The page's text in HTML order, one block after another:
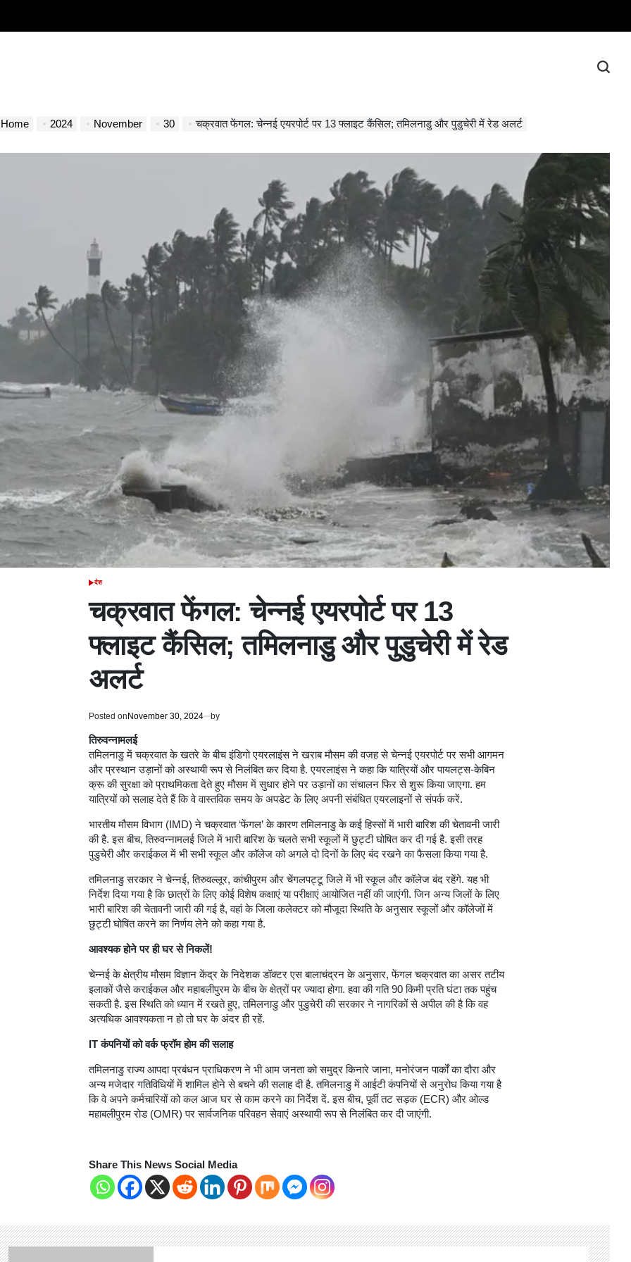
Home 2024 November 30 चक्रवात फेंगल: चेन्नई एयरपोर्ट पर 13 फ्लाइट कैंसिल; तमिलनाडु और पुडुचेरी में रेड अलर्ट
POSTED
देश
चक्रवात फेंगल: चेन्नई एयरपोर्ट पर 13
फ्लाइट कैंसिल; तमिलनाडु और पुडुचेरी में रेड
अलर्ट
Posted on November 30, 2024 by
तिरुवन्नामलई
तमिलनाडु में चक्रवात के खतरे के बीच इंडिगो एयरलाइंस ने खराब मौसम की वजह से चेन्नई एयरपोर्ट पर सभी आगमन
और प्रस्थान उड़ानों को अस्थायी रूप से निलंबित कर दिया है. एयरलाइंस ने कहा कि यात्रियों और पायलट्स-केबिन
क्रू की सुरक्षा को प्राथमिकता देते हुए मौसम में सुधार होने पर उड़ानों का संचालन फिर से शुरू किया जाएगा. हम
यात्रियों को सलाह देते हैं कि वे वास्तविक समय के अपडेट के लिए अपनी संबंधित एयरलाइनों से संपर्क करें.
भारतीय मौसम विभाग (IMD) ने चक्रवात ‘फेंगल’ के कारण तमिलनाडु के कई हिस्सों में भारी बारिश की चेतावनी जारी
की है. इस बीच, तिरुवन्नामलई जिले में भारी बारिश के चलते सभी स्कूलों में छुट्टी घोषित कर दी गई है. इसी तरह
पुडुचेरी और कराईकल में भी सभी स्कूल और कॉलेज को अगले दो दिनों के लिए बंद रखने का फैसला किया गया है.
तमिलनाडु सरकार ने चेन्नई, तिरुवल्लूर, कांचीपुरम और चेंगलपट्टू जिले में भी स्कूल और कॉलेज बंद रहेंगे. यह भी
निर्देश दिया गया है कि छात्रों के लिए कोई विशेष कक्षाएं या परीक्षाएं आयोजित नहीं की जाएंगी. जिन अन्य जिलों के लिए
भारी बारिश की चेतावनी जारी की गई है, वहां के जिला कलेक्टर को मौजूदा स्थिति के अनुसार स्कूलों और कॉलेजों में
छुट्टी घोषित करने का निर्णय लेने को कहा गया है.
आवश्यक होने पर ही घर से निकलें!
चेन्नई के क्षेत्रीय मौसम विज्ञान केंद्र के निदेशक डॉक्टर एस बालाचंद्रन के अनुसार, फेंगल चक्रवात का असर तटीय
इलाकों जैसे कराईकल और महाबलीपुरम के बीच के क्षेत्रों पर ज्यादा होगा. हवा की गति 90 किमी प्रति घंटा तक पहुंच
सकती है. इस स्थिति को ध्यान में रखते हुए, तमिलनाडु और पुडुचेरी की सरकार ने नागरिकों से अपील की है कि वह
अत्यधिक आवश्यकता न हो तो घर के अंदर ही रहें.
IT कंपनियों को वर्क फ्रॉम होम की सलाह
तमिलनाडु राज्य आपदा प्रबंधन प्राधिकरण ने भी आम जनता को समुद्र किनारे जाना, मनोरंजन पार्कों का दौरा और
अन्य मजेदार गतिविधियों में शामिल होने से बचने की सलाह दी है. तमिलनाडु में आईटी कंपनियों से अनुरोध किया गया है
कि वे अपने कर्मचारियों को कल आज घर से काम करने का निर्देश दें. इस बीच, पूर्वी तट सड़क (ECR) और ओल्ड
महाबलीपुरम रोड (OMR) पर सार्वजनिक परिवहन सेवाएं अस्थायी रूप से निलंबित कर दी जाएंगी.
Share This News Social Media